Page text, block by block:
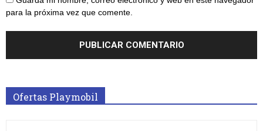
para la próxima vez que comente.
Ofertas Playmobil